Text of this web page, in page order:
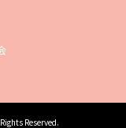
Reserved.